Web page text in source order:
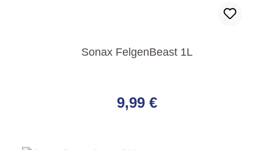
Sonax FelgenBeast 1L
9,99 €